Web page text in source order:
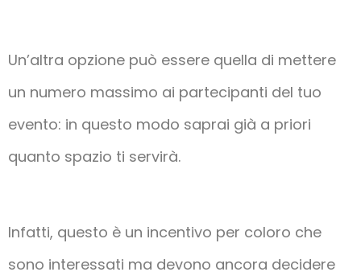
Un’altra opzione può essere quella di mettere
un numero massimo ai partecipanti del tuo
evento: in questo modo saprai già a priori
quanto spazio ti servirà.
Infatti, questo è un incentivo per coloro che
sono interessati ma devono ancora decidere